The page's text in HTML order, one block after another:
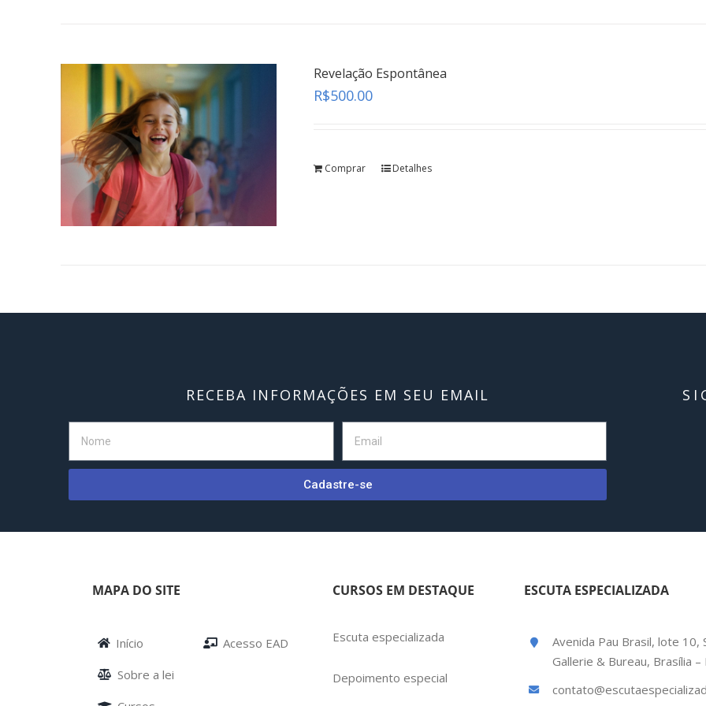
Revelação Espontânea
R$500.00
Comprar Detalhes
RECEBA INFORMAÇÕES EM SEU EMAIL
Cadastre-se
MAPA DO SITE
Início
Sobre a lei
Acesso EAD
CURSOS EM DESTAQUE
Escuta especializada
Depoimento especial
ESCUTA ESPECIALIZADA
Avenida Pau Brasil, lote 10,
Gallerie & Bureau, Brasília –